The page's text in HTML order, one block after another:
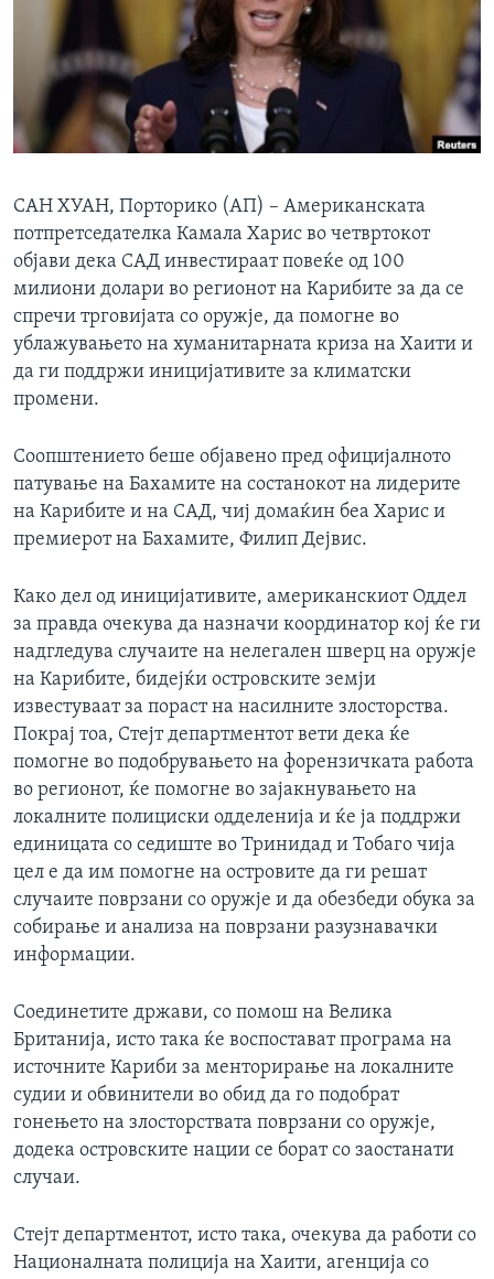
Јазици
САН ХУАН, Порторико (АП) – Американската
потпретседателка Камала Харис во четвртокот
објави дека САД инвестираат повеќе од 100
милиони долари во регионот на Карибите за да се
спречи трговијата со оружје, да помогне во
ублажувањето на хуманитарната криза на Хаити и
да ги поддржи иницијативите за климатски
промени.
Соопштението беше објавено пред официјалното
патување на Бахамите на состанокот на лидерите
на Карибите и на САД, чиј домаќин беа Харис и
премиерот на Бахамите, Филип Дејвис.
Како дел од иницијативите, американскиот Оддел
за правда очекува да назначи координатор кој ќе ги
надгледува случаите на нелегален шверц на оружје
на Карибите, бидејќи островските земји
известуваат за пораст на насилните злосторства.
Покрај тоа, Стејт департментот вети дека ќе
помогне во подобрувањето на форензичката работа
во регионот, ќе помогне во зајакнувањето на
локалните полициски одделенија и ќе ја поддржи
единицата со седиште во Тринидад и Тобаго чија
цел е да им помогне на островите да ги решат
случаите поврзани со оружје и да обезбеди обука за
собирање и анализа на поврзани разузнавачки
информации.
Соединетите држави, со помош на Велика
Британија, исто така ќе воспостават програма на
источните Кариби за менторирање на локалните
судии и обвинители во обид да го подобрат
гонењето на злосторствата поврзани со оружје,
додека островските нации се борат со заостанати
случаи.
Стејт департментот, исто така, очекува да работи со
Националната полиција на Хаити, агенција со